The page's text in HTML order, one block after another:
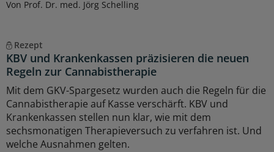
Von Prof. Dr. med. Jörg Schelling
Rezept
KBV und Krankenkassen präzisieren die neuen
Regeln zur Cannabistherapie
Mit dem GKV-Spargesetz wurden auch die Regeln für die
Cannabistherapie auf Kasse verschärft. KBV und
Krankenkassen stellen nun klar, wie mit dem
sechsmonatigen Therapieversuch zu verfahren ist. Und
welche Ausnahmen gelten.